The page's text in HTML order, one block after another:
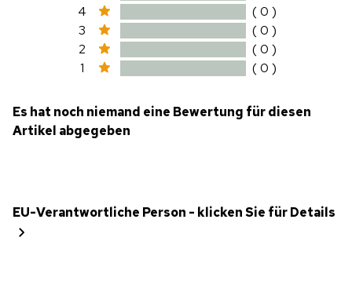
4
( 0 )
3
( 0 )
2
( 0 )
1
( 0 )
Es hat noch niemand eine Bewertung für diesen
Artikel abgegeben
EU-Verantwortliche Person - klicken Sie für Details